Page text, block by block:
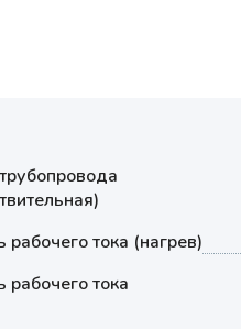
тока (нагрев)
тока